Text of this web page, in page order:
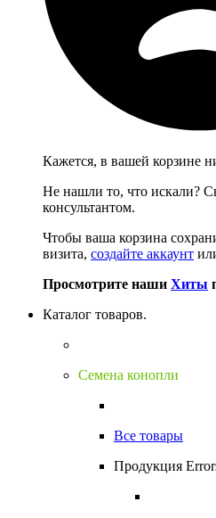
Кажется, в вашей корзине
Не нашли то, что искали?
консультантом.
Чтобы ваша корзина
визита, создайте аккаунт
Просмотрите наши Хиты
Каталог товаров.
Семена конопли
Все товары
Продукция